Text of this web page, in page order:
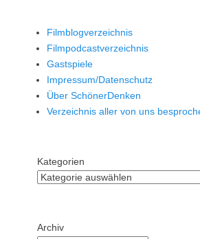
Filmblogverzeichnis
Filmpodcastverzeichnis
Gastspiele
Impressum/Datenschutz
Über SchönerDenken
Verzeichnis aller von uns
Kategorien
Archiv